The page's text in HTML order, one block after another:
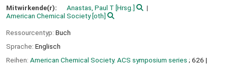
Mitwirkende(r): Anastas, Paul T [Hrsg.]
American Chemical Society[oth]
Ressourcentyp: Buch
Sprache: Englisch
Reihen: American Chemical Society. ACS symposium series ; 626 |